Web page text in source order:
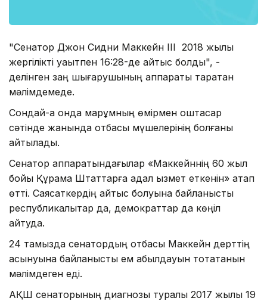
"Сенатор Джон Сидни Маккейн III 2018 жылы
жергілікті уақытпен 16:28-де қайтыс болды", -
делінген заң шығарушының аппараты таратқан
мәлімдемеде.
Сондай-ақ онда марқұмның өмірмен қоштасар
сәтінде жанында отбасы мүшелерінің болғаны
айтылады.
Сенатор аппаратындағылар «Маккейннің 60 жыл
бойы Құрама Штаттарға адал қызмет еткенін» атап
өтті. Саясаткердің қайтыс болуына байланысты
республикалықтар да, демократтар да көңіл
айтуда.
24 тамызда сенатордың отбасы Маккейн дерттің
асқынуына байланысты ем қабылдауын тоқтатқанын
мәлімдеген еді.
АҚШ сенаторының диагнозы туралы 2017 жылы 19